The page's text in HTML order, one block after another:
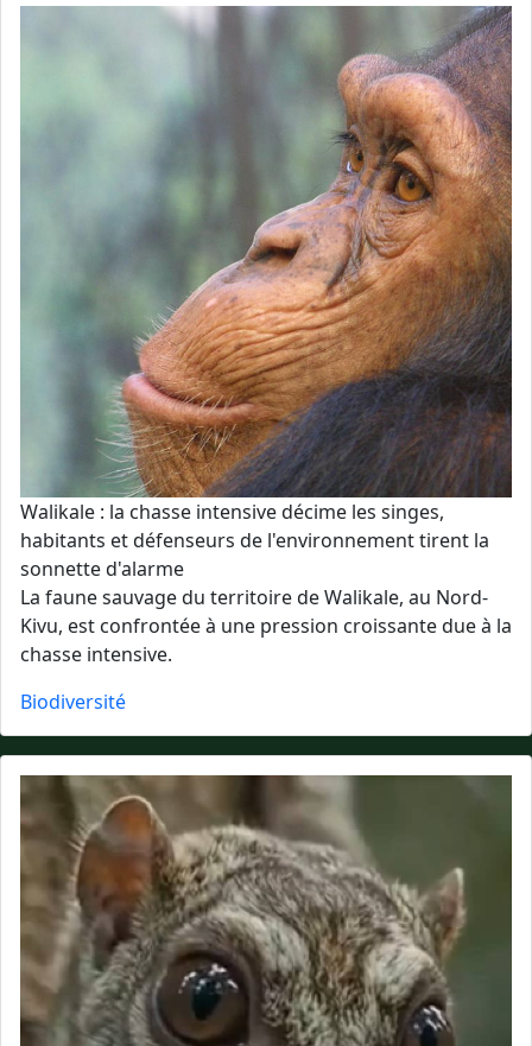
Walikale : la chasse intensive décime les singes,
habitants et défenseurs de l'environnement tirent la
sonnette d'alarme
La faune sauvage du territoire de Walikale, au Nord-
Kivu, est confrontée à une pression croissante due à la
chasse intensive.
Biodiversité